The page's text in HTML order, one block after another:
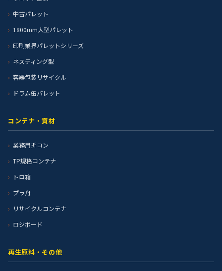
中古パレット
1800mm大型パレット
印刷業界パレットシリーズ
ネスティング型
容器包装リサイクル
ドラム缶パレット
コンテナ・資材
業務用折コン
TP規格コンテナ
トロ箱
プラ舟
リサイクルコンテナ
ロジボード
再生原料・その他